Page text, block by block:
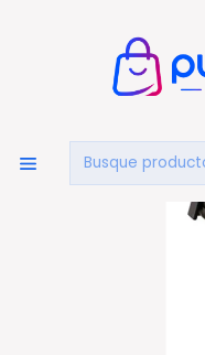
HOGAR Y
Máquina Corta